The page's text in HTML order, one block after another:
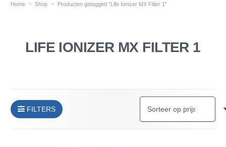
Home ~ Shop ~ Producten getagged “Life Ionizer MX Filter 1”
LIFE IONIZER MX FILTER 1
FILTERS